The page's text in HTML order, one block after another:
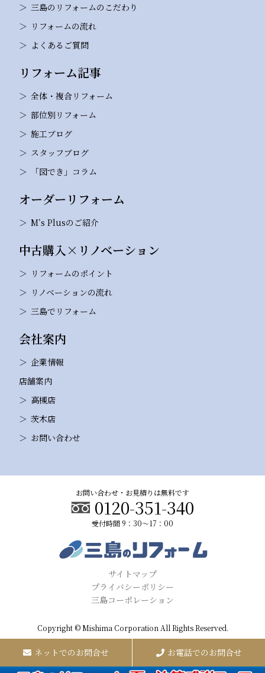
三島のリフォームのこだわり
リフォームの流れ
よくあるご質問
リフォーム記事
全体・複合リフォーム
部位別リフォーム
施工ブログ
スタッフブログ
「図でき」コラム
オーダーリフォーム
M’s Plusのご紹介
中古購入×リノベーション
リフォームのポイント
リノベーションの流れ
三島でリフォーム
会社案内
企業情報
店舗案内
高槻店
茨木店
お問い合わせ
お問い合わせ・お見積りは無料です
0120-351-340
受付時間 9：30～17：00
サイトマップ
プライバシーポリシー
三島コーポレーション
Copyright © Mishima Corporation All Rights Reserved.
ネットでのお問合せ お電話でのお問合せ